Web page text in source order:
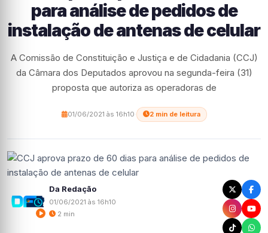
para análise de pedidos de
instalação de antenas de celular
A Comissão de Constituição e Justiça e de Cidadania (CCJ)
da Câmara dos Deputados aprovou na segunda-feira (31)
proposta que autoriza as operadoras de
01/06/2021 às 16h10 2 min de leitura
Da Redação
01/06/2021 às 16h10
2 min